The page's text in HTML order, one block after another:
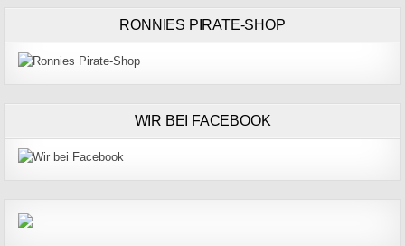
RONNIES PIRATE-SHOP
WIR BEI FACEBOOK